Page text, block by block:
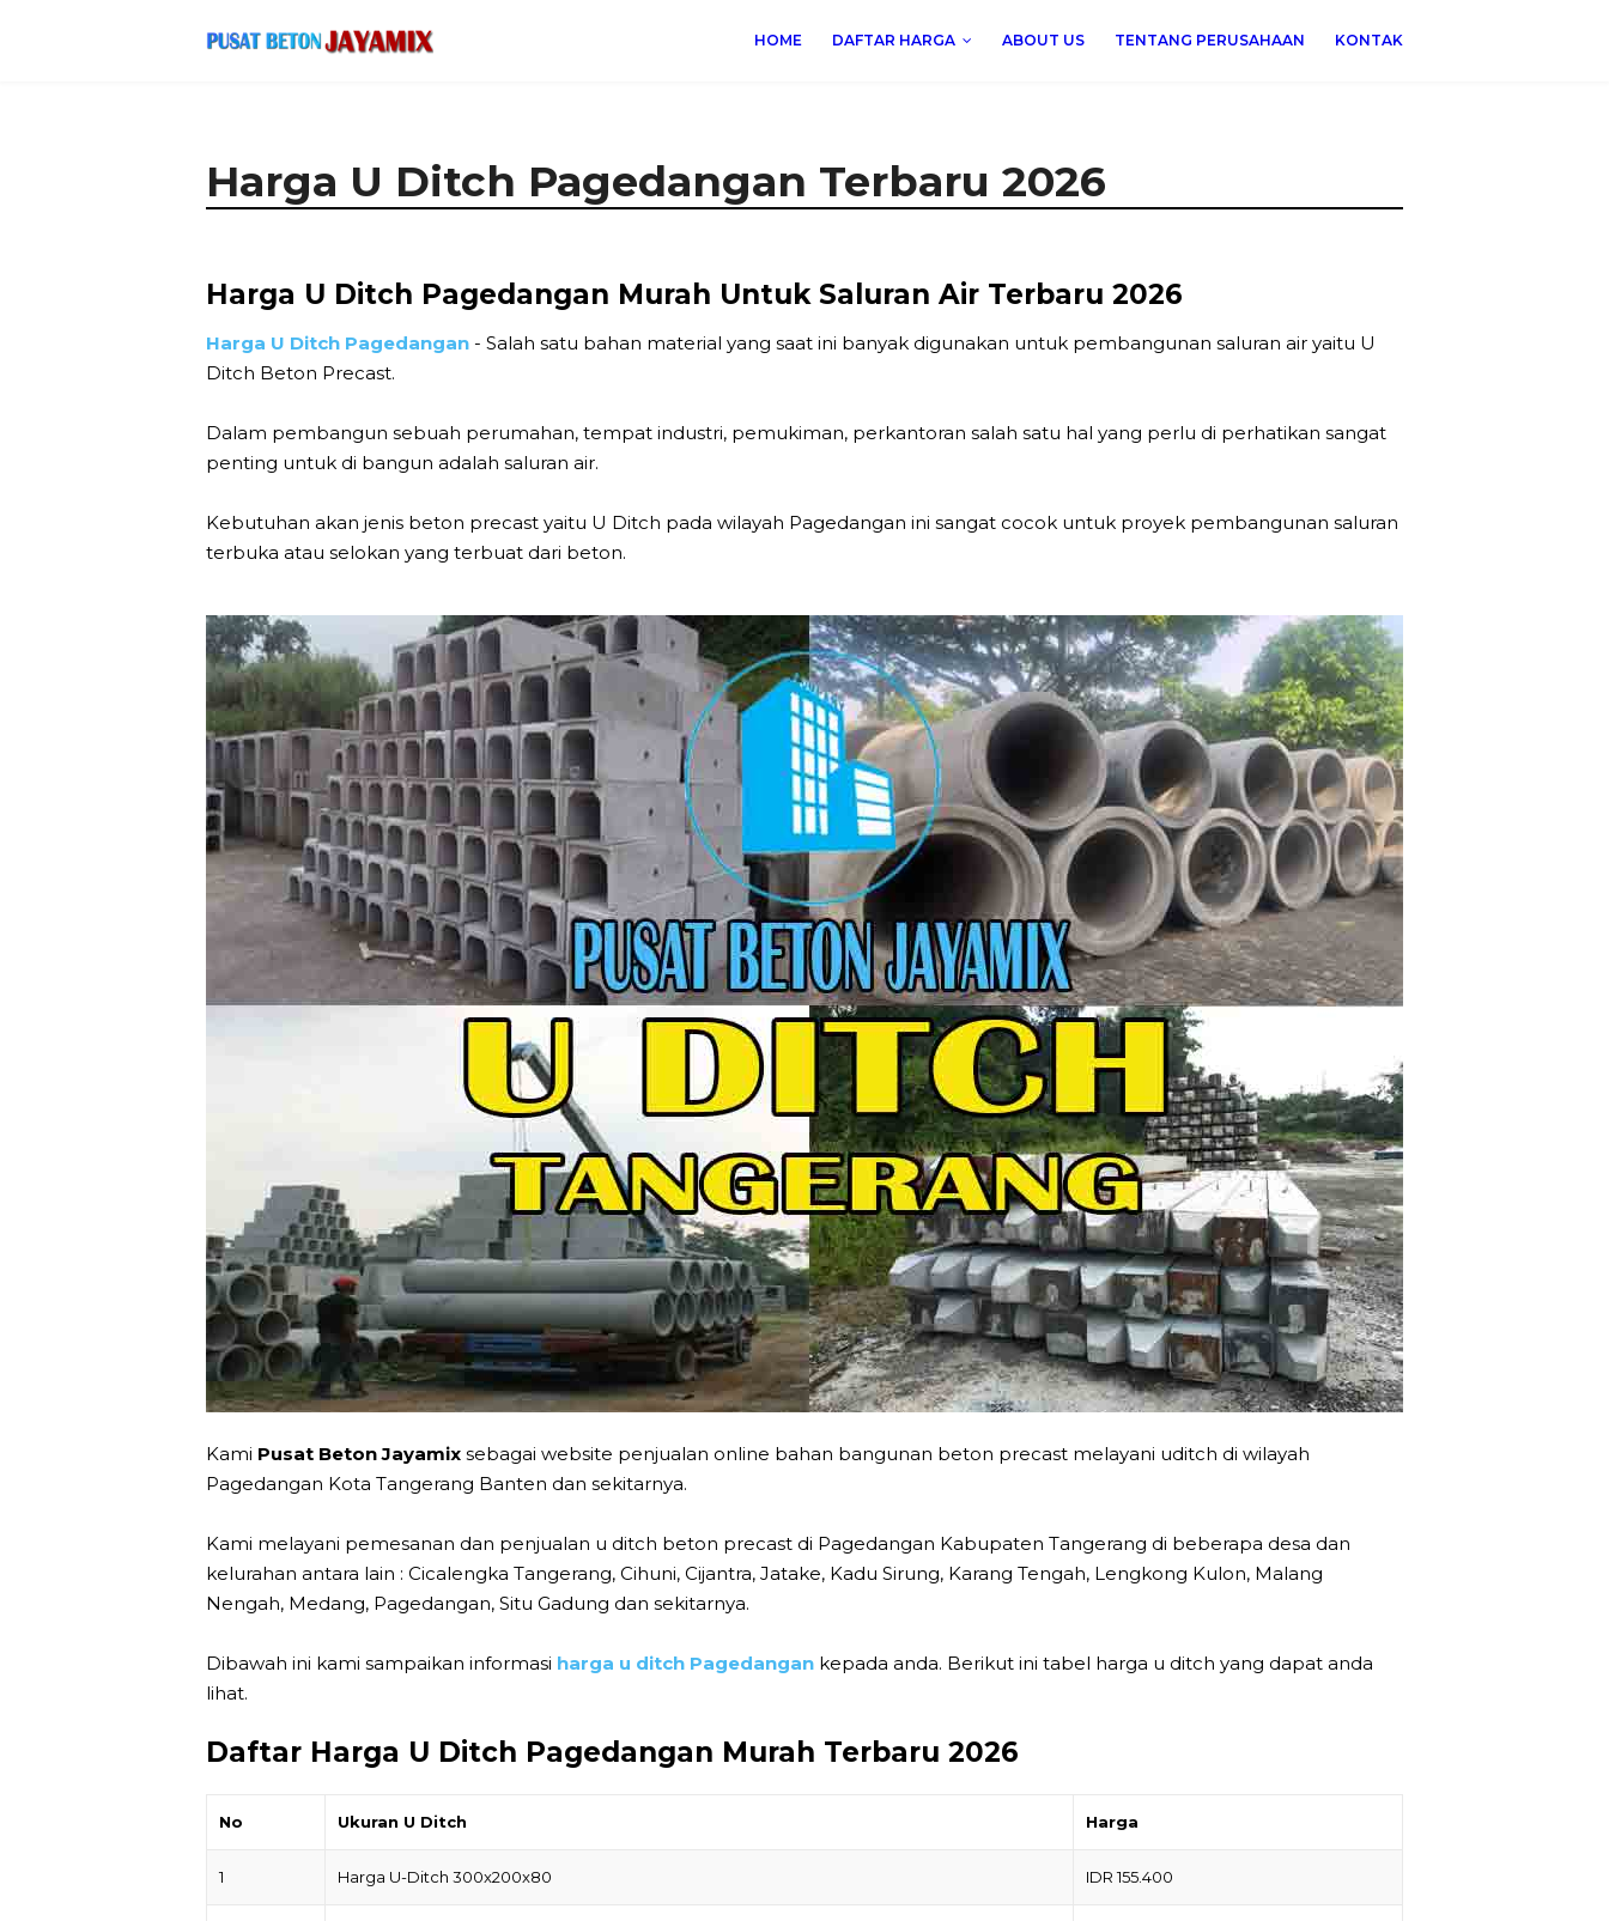
HOME DAFTAR HARGA ABOUT US TENTANG PERUSAHAAN KONTAK
Harga U Ditch Pagedangan Terbaru 2026
Harga U Ditch Pagedangan Murah Untuk Saluran Air Terbaru 2026
Harga U Ditch Pagedangan - Salah satu bahan material yang saat ini banyak digunakan untuk pembangunan saluran air yaitu U
Ditch Beton Precast.
Dalam pembangun sebuah perumahan, tempat industri, pemukiman, perkantoran salah satu hal yang perlu di perhatikan sangat
penting untuk di bangun adalah saluran air.
Kebutuhan akan jenis beton precast yaitu U Ditch pada wilayah Pagedangan ini sangat cocok untuk proyek pembangunan saluran
terbuka atau selokan yang terbuat dari beton.
Kami Pusat Beton Jayamix sebagai website penjualan online bahan bangunan beton precast melayani uditch di wilayah
Pagedangan Kota Tangerang Banten dan sekitarnya.
Kami melayani pemesanan dan penjualan u ditch beton precast di Pagedangan Kabupaten Tangerang di beberapa desa dan
kelurahan antara lain : Cicalengka Tangerang, Cihuni, Cijantra, Jatake, Kadu Sirung, Karang Tengah, Lengkong Kulon, Malang
Nengah, Medang, Pagedangan, Situ Gadung dan sekitarnya.
Dibawah ini kami sampaikan informasi harga u ditch Pagedangan kepada anda. Berikut ini tabel harga u ditch yang dapat anda
lihat.
Daftar Harga U Ditch Pagedangan Murah Terbaru 2026
No Ukuran U Ditch Harga
1 Harga U-Ditch 300x200x80 IDR 155.400